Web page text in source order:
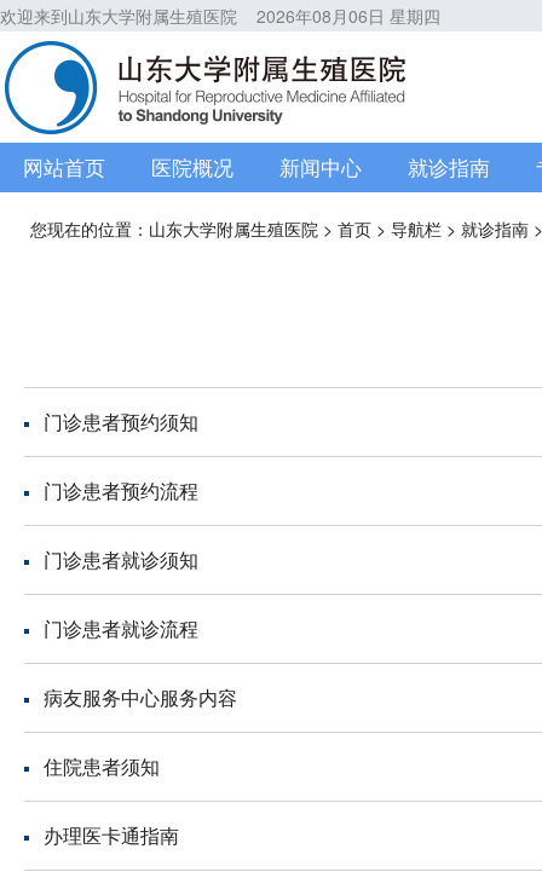
欢迎来到山东大学附属生殖医院 2026年08月06日 星期四
网站首页 医院概况 新闻中心 就诊指南
您现在的位置： 山东大学附属生殖医院 > 首页 > 导航栏 > 就诊指南 >
门诊患者预约须知
门诊患者预约流程
门诊患者就诊须知
门诊患者就诊流程
病友服务中心服务内容
住院患者须知
办理医卡通指南